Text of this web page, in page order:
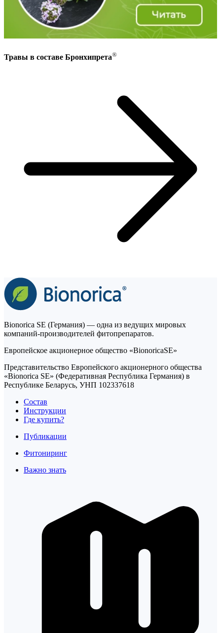
Травы в составе Бронхипрета®
Bionorica SE (Германия) — одна из ведущих мировых
компаний-производителей фитопрепаратов.
Европейское акционерное общество «BionoricaSE»
Представительство Европейского акционерного общества
«Bionorica SE» (Федеративная Республика Германия) в
Республике Беларусь, УНП 102337618
Состав
Инструкции
Где купить?
Публикации
Фитониринг
Важно знать